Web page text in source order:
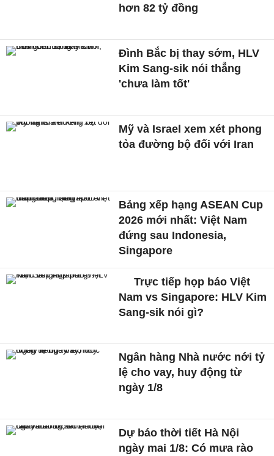
hơn 82 tỷ đồng
Đình Bắc bị thay sớm, HLV
Kim Sang-sik nói thẳng
'chưa làm tốt'
Mỹ và Israel xem xét phong
tỏa đường bộ đối với Iran
Bảng xếp hạng ASEAN Cup
2026 mới nhất: Việt Nam
đứng sau Indonesia,
Singapore
Trực tiếp họp báo Việt
Nam vs Singapore: HLV Kim
Sang-sik nói gì?
Ngân hàng Nhà nước nới tỷ
lệ cho vay, huy động từ
ngày 1/8
Dự báo thời tiết Hà Nội
ngày mai 1/8: Có mưa rào